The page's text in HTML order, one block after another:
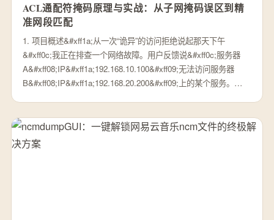
ACL通配符掩码原理与实战：从子网掩码误区到精
准网段匹配
1. 项目概述&#xff1a;从一次“诡异”的访问拒绝说起那天下午
&#xff0c;我正在排查一个网络故障。用户反馈说&#xff0c;服务器
A&#xff08;IP&#xff1a;192.168.10.100&#xff09;无法访问服务器
B&#xff08;IP&#xff1a;192.168.20.200&#xff09;上的某个服务。…